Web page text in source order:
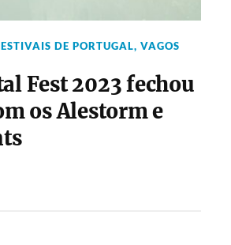
DE PORTUGAL, VAGOS
Fest 2023 fechou
os Alestorm e